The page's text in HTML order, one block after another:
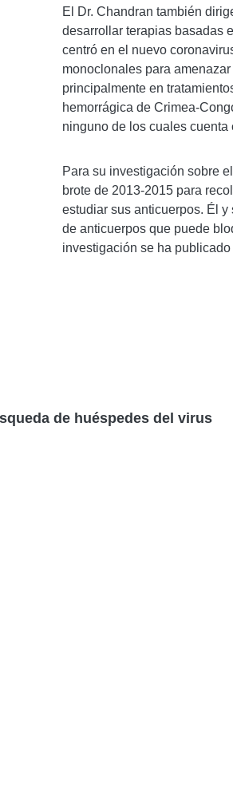
El Dr. Chandran también
desarrollar terapias basadas
centró en el nuevo
monoclonales para
principalmente en
hemorrágica de Crimea-
ninguno de los cuales
Para su investigación sobre
brote de 2013-2015 para
estudiar sus anticuerpos. Él
de anticuerpos que puede
investigación se ha publicado
de huéspedes del virus